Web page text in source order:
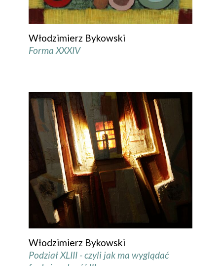
Włodzimierz Bykowski
Forma XXXIV
Włodzimierz Bykowski
Podział XLIII - czyli jak ma wyglądać